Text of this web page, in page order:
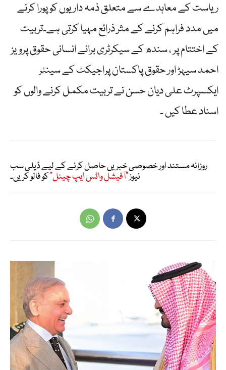
ریاست کے معاہدے سے متعلق ذمہ داریوں کو پورا کرنے
میں مدد فراہم کرنے کے مثر ذرائع مہیا کرتی ہے۔تربیت
کے اختتام پر ، سندھ کے سیکرٹری برائے انسانی حقوق پرویز
احمد سیہڑ اور حقوق پاکستان پراجیکٹ کے سینئر
ایکسپرٹ علی دیان حسن نے تربیت مکمل کرنے والوں کو
اسناد عطا کیں ۔
روزانہ مستند اور خصوصی خبریں حاصل کرنے کے لیے ڈیلی سب
نیوز"آفیشل واٹس ایپ چینل"کو فالو کریں۔